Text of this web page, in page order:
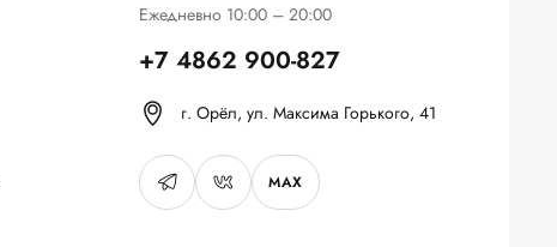
Ежедневно 10:00 – 20:00
+7 4862 900-827
г. Орёл, ул. Максима Горького, 41
MAX